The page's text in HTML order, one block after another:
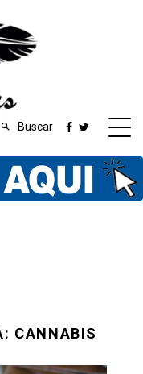
Buscar
CANNABIS